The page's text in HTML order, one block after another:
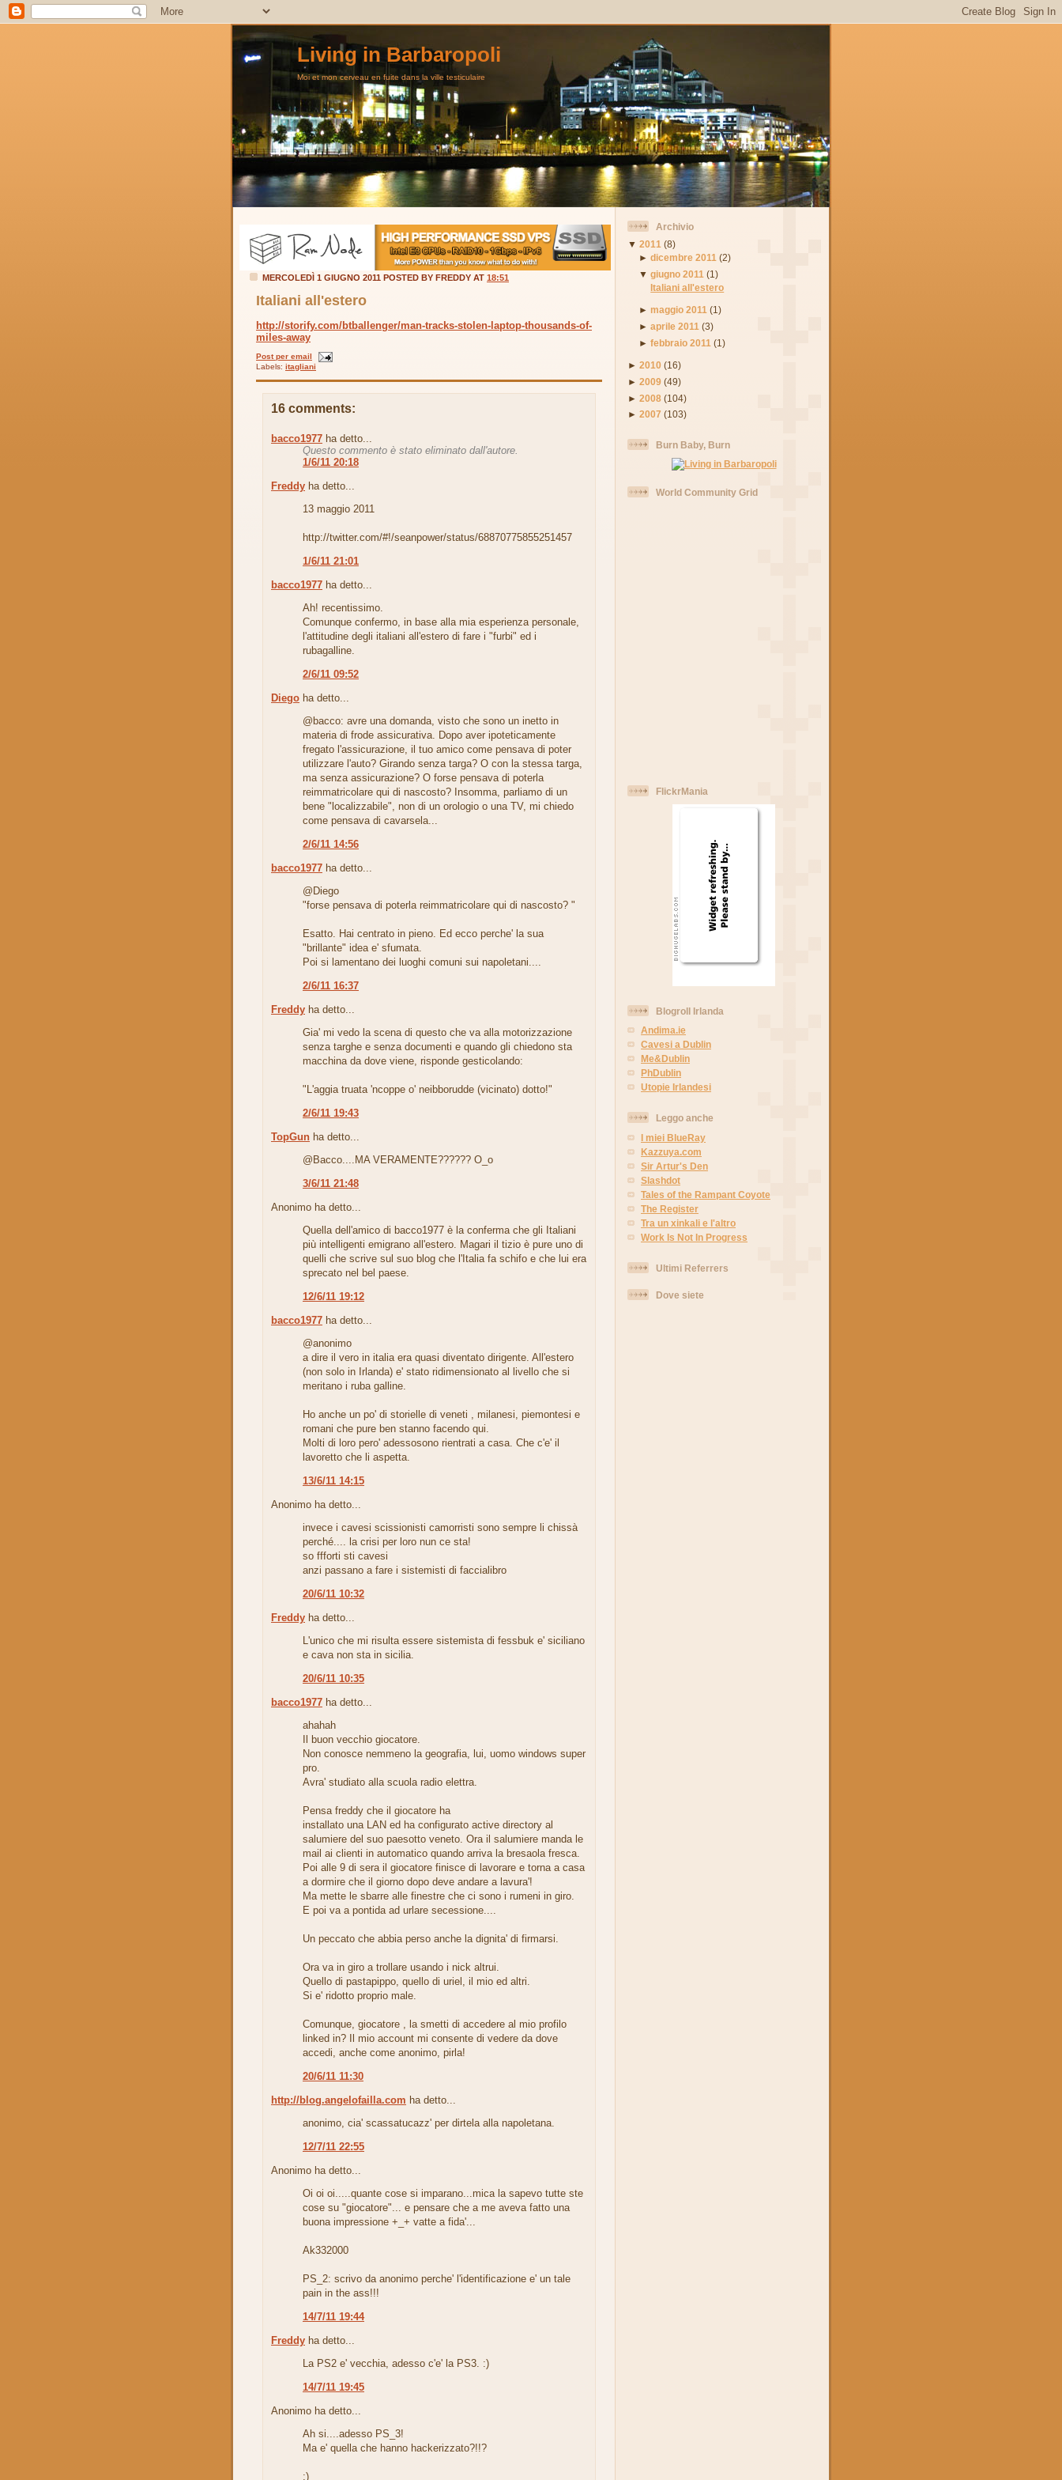
Living in Barbaropoli
Moi et mon cerveau en fuite dans la ville testiculaire
MERCOLEDÌ 1 GIUGNO 2011 POSTED BY FREDDY AT 18:51
Italiani all'estero
http://storify.com/btballenger/man-tracks-stolen-laptop-thousands-of-
miles-away
Post per email
Labels: itagliani
16 comments:
bacco1977 ha detto...
Questo commento è stato eliminato dall'autore.
1/6/11 20:18
Freddy ha detto...
13 maggio 2011
http://twitter.com/#!/seanpower/status/68870775855251457
1/6/11 21:01
bacco1977 ha detto...
Ah! recentissimo.
Comunque confermo, in base alla mia esperienza personale,
l'attitudine degli italiani all'estero di fare i "furbi" ed i
rubagalline.
2/6/11 09:52
Diego ha detto...
@bacco: avre una domanda, visto che sono un inetto in
materia di frode assicurativa. Dopo aver ipoteticamente
fregato l'assicurazione, il tuo amico come pensava di poter
utilizzare l'auto? Girando senza targa? O con la stessa targa,
ma senza assicurazione? O forse pensava di poterla
reimmatricolare qui di nascosto? Insomma, parliamo di un
bene "localizzabile", non di un orologio o una TV, mi chiedo
come pensava di cavarsela...
2/6/11 14:56
bacco1977 ha detto...
@Diego
"forse pensava di poterla reimmatricolare qui di nascosto? "
Esatto. Hai centrato in pieno. Ed ecco perche' la sua
"brillante" idea e' sfumata.
Poi si lamentano dei luoghi comuni sui napoletani....
2/6/11 16:37
Freddy ha detto...
Gia' mi vedo la scena di questo che va alla motorizzazione
senza targhe e senza documenti e quando gli chiedono sta
macchina da dove viene, risponde gesticolando:
"L'aggia truata 'ncoppe o' neibborudde (vicinato) dotto!"
2/6/11 19:43
TopGun ha detto...
@Bacco....MA VERAMENTE?????? O_o
3/6/11 21:48
Anonimo ha detto...
Quella dell'amico di bacco1977 è la conferma che gli Italiani
più intelligenti emigrano all'estero. Magari il tizio è pure uno di
quelli che scrive sul suo blog che l'Italia fa schifo e che lui era
sprecato nel bel paese.
12/6/11 19:12
bacco1977 ha detto...
@anonimo
a dire il vero in italia era quasi diventato dirigente. All'estero
(non solo in Irlanda) e' stato ridimensionato al livello che si
meritano i ruba galline.
Ho anche un po' di storielle di veneti , milanesi, piemontesi e
romani che pure ben stanno facendo qui.
Molti di loro pero' adessosono rientrati a casa. Che c'e' il
lavoretto che li aspetta.
13/6/11 14:15
Anonimo ha detto...
invece i cavesi scissionisti camorristi sono sempre li chissà
perché.... la crisi per loro nun ce sta!
so ffforti sti cavesi
anzi passano a fare i sistemisti di faccialibro
20/6/11 10:32
Freddy ha detto...
L'unico che mi risulta essere sistemista di fessbuk e' siciliano
e cava non sta in sicilia.
20/6/11 10:35
bacco1977 ha detto...
ahahah
Il buon vecchio giocatore.
Non conosce nemmeno la geografia, lui, uomo windows super
pro.
Avra' studiato alla scuola radio elettra.
Pensa freddy che il giocatore ha
installato una LAN ed ha configurato active directory al
salumiere del suo paesotto veneto. Ora il salumiere manda le
mail ai clienti in automatico quando arriva la bresaola fresca.
Poi alle 9 di sera il giocatore finisce di lavorare e torna a casa
a dormire che il giorno dopo deve andare a lavura'!
Ma mette le sbarre alle finestre che ci sono i rumeni in giro.
E poi va a pontida ad urlare secessione....
Un peccato che abbia perso anche la dignita' di firmarsi.
Ora va in giro a trollare usando i nick altrui.
Quello di pastapippo, quello di uriel, il mio ed altri.
Si e' ridotto proprio male.
Comunque, giocatore , la smetti di accedere al mio profilo
linked in? Il mio account mi consente di vedere da dove
accedi, anche come anonimo, pirla!
20/6/11 11:30
http://blog.angelofailla.com ha detto...
anonimo, cia' scassatucazz' per dirtela alla napoletana.
12/7/11 22:55
Anonimo ha detto...
Oi oi oi.....quante cose si imparano...mica la sapevo tutte ste
cose su "giocatore"... e pensare che a me aveva fatto una
buona impressione +_+ vatte a fida'...
Ak332000
PS_2: scrivo da anonimo perche' l'identificazione e' un tale
pain in the ass!!!
14/7/11 19:44
Freddy ha detto...
La PS2 e' vecchia, adesso c'e' la PS3. :)
14/7/11 19:45
Anonimo ha detto...
Ah si....adesso PS_3!
Ma e' quella che hanno hackerizzato?!!?
;)
Archivio
▼ 2011 (8)
►dicembre 2011 (2)
▼giugno 2011 (1)
Italiani all'estero
►maggio 2011 (1)
►aprile 2011 (3)
►febbraio 2011 (1)
► 2010 (16)
► 2009 (49)
► 2008 (104)
► 2007 (103)
Burn Baby, Burn
World Community Grid
FlickrMania
Blogroll Irlanda
Andima.ie
Cavesi a Dublin
Me&Dublin
PhDublin
Utopie Irlandesi
Leggo anche
I miei BlueRay
Kazzuya.com
Sir Artur's Den
Slashdot
Tales of the Rampant Coyote
The Register
Tra un xinkali e l'altro
Work Is Not In Progress
Ultimi Referrers
Dove siete